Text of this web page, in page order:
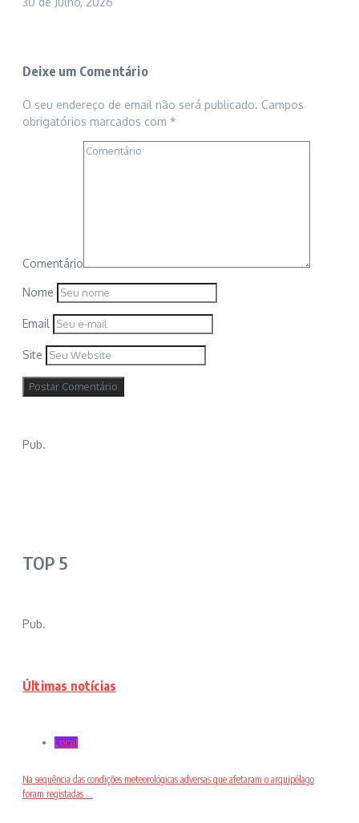
Deixe um Comentário
O seu endereço de email não será publicado. Campos
obrigatórios marcados com *
Comentário
Nome
Email
Site
Pub.
TOP 5
Pub.
Últimas notícias
Local
Na sequência das condições meteorológicas adversas que afetaram o arquipélago
foram registadas ...